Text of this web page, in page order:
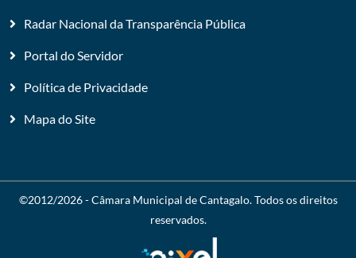
Radar Nacional da Transparência Pública
Portal do Servidor
Política de Privacidade
Mapa do Site
©2012/2026 -Câmara Municipal de Cantagalo. Todos os direitos
reservados.